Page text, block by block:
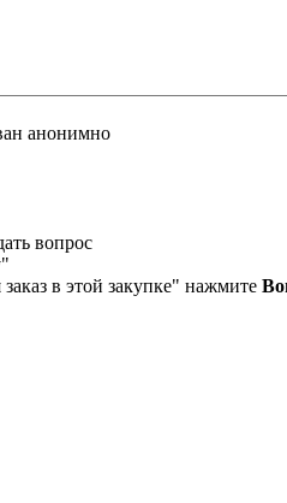
анонимно
вопрос
в этой закупке" нажмите